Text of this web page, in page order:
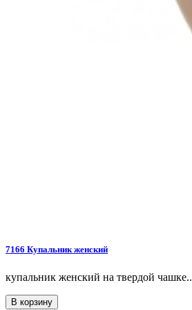
7166 Купальник женский
купальник женский на твердой чашке..
В корзину